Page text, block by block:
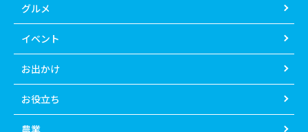
グルメ
イベント
お出かけ
お役立ち
農業